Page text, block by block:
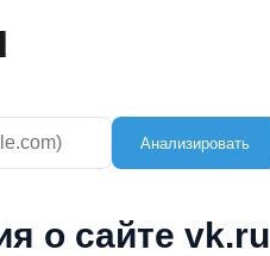
Анализировать
о сайте vk.ru